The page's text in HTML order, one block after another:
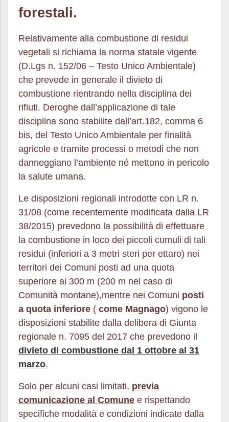
forestali.
Relativamente alla combustione di residui
vegetali si richiama la norma statale vigente
(D.Lgs n. 152/06 – Testo Unico Ambientale)
che prevede in generale il divieto di
combustione rientrando nella disciplina dei
rifiuti. Deroghe dall’applicazione di tale
disciplina sono stabilite dall’art.182, comma 6
bis, del Testo Unico Ambientale per finalità
agricole e tramite processi o metodi che non
danneggiano l’ambiente né mettono in pericolo
la salute umana.
Le disposizioni regionali introdotte con LR n.
31/08 (come recentemente modificata dalla LR
38/2015) prevedono la possibilità di effettuare
la combustione in loco dei piccoli cumuli di tali
residui (inferiori a 3 metri steri per ettaro) nei
territori dei Comuni posti ad una quota
superiore ai 300 m (200 m nel caso di
Comunità montane),mentre nei Comuni posti
a quota inferiore ( come Magnago) vigono le
disposizioni stabilite dalla delibera di Giunta
regionale n. 7095 del 2017 che prevedono il
divieto di combustione dal 1 ottobre al 31
marzo.
Solo per alcuni casi limitati, previa
comunicazione al Comune e rispettando
specifiche modalità e condizioni indicate dalla